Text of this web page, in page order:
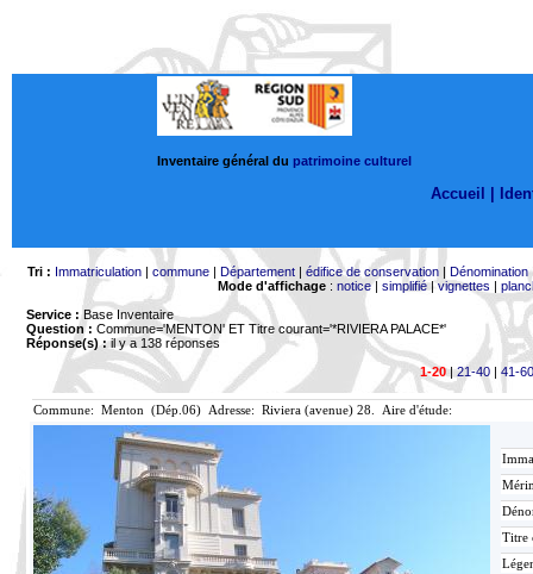
Inventaire général du patrimoine culturel
Accueil |
Tri : Immatriculation| commune| Département| édifice de conservation| Dénomination
Mode d'affichage: notice| simplifié|vignettes |
Service : Base Inventaire
Question : Commune='MENTON' ET Titre courant='*RIVIERA PALACE*'
Réponse(s) :il y a 138 réponses
1-20|21-40 | 41-60
Commune: Menton (Dép.06) Adresse: Riviera (avenue) 28. Aire d'étude:
Titre